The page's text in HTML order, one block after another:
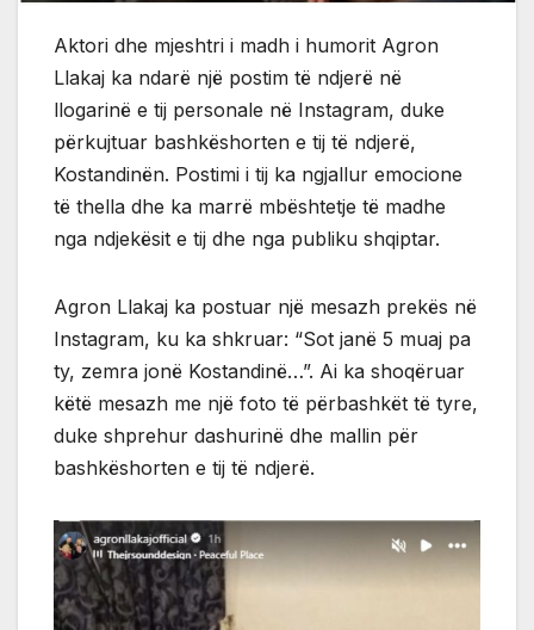
Aktori dhe mjeshtri i madh i humorit Agron
Llakaj ka ndarë një postim të ndjerë në
llogarinë e tij personale në Instagram, duke
përkujtuar bashkëshorten e tij të ndjerë,
Kostandinën. Postimi i tij ka ngjallur emocione
të thella dhe ka marrë mbështetje të madhe
nga ndjekësit e tij dhe nga publiku shqiptar.
Agron Llakaj ka postuar një mesazh prekës në
Instagram, ku ka shkruar: “Sot janë 5 muaj pa
ty, zemra jonë Kostandinë…”. Ai ka shoqëruar
këtë mesazh me një foto të përbashkët të tyre,
duke shprehur dashurinë dhe mallin për
bashkëshorten e tij të ndjerë.